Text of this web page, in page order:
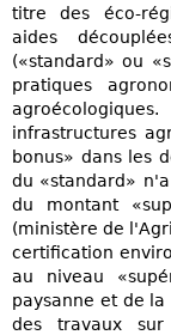
titre des éco-
aides
(«standard» ou
pratiques
infrastructures
bonus» dans les
du «standard»
du montant
(ministère de
certification
au niveau
paysanne et de
des travaux